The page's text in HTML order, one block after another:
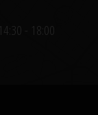
- 18:00